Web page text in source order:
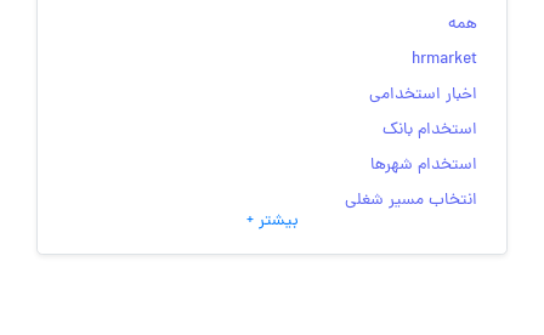
همه
hrmarket
اخبار استخدامی
استخدام بانک
استخدام شهرها
انتخاب مسیر شغلی
به‌روزرسانی‌های سایت (کارجویی)
بیشتر +